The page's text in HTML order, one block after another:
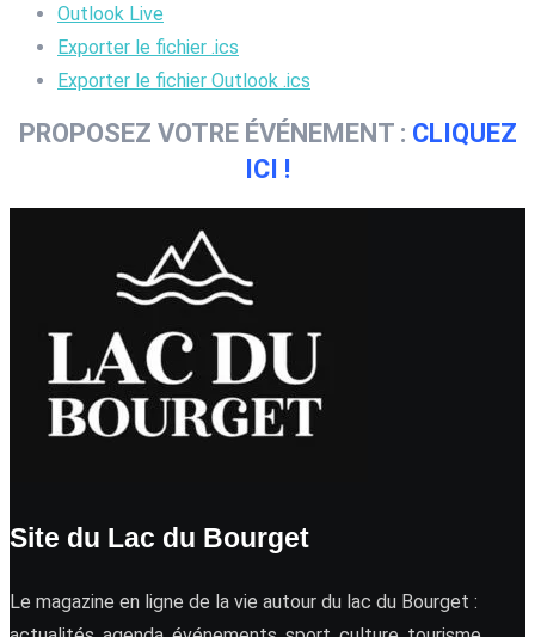
Outlook Live
Exporter le fichier .ics
Exporter le fichier Outlook .ics
PROPOSEZ VOTRE ÉVÉNEMENT : CLIQUEZ
ICI !
Site du Lac du Bourget
Le magazine en ligne de la vie autour du lac du Bourget :